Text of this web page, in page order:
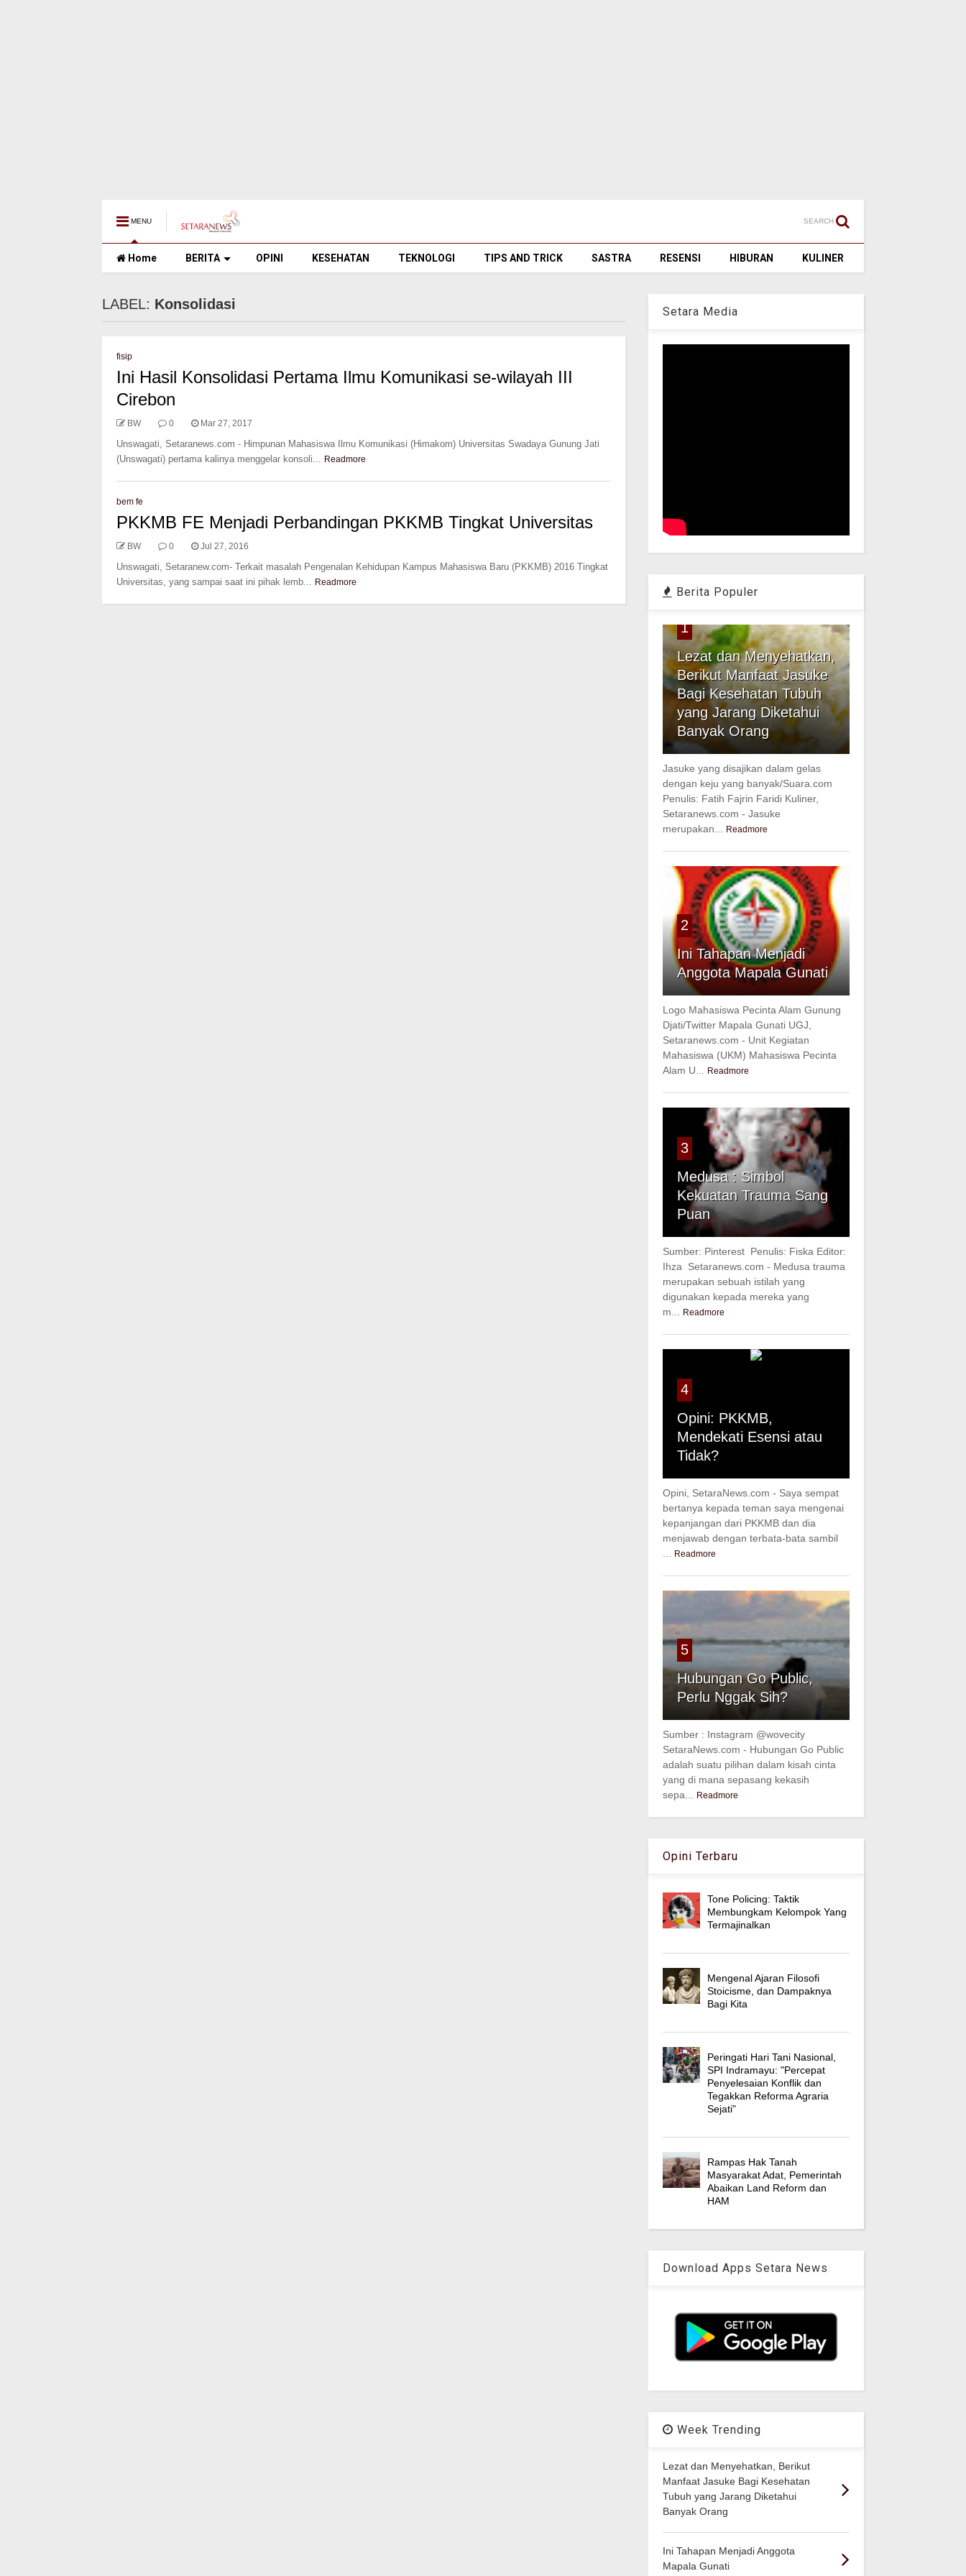
MENU SEARCH
Home BERITA OPINI KESEHATAN TEKNOLOGI TIPS AND TRICK SASTRA RESENSI HIBURAN KULINER
LABEL: Konsolidasi
fisip
Ini Hasil Konsolidasi Pertama Ilmu Komunikasi se-wilayah III
Cirebon
BW 0 Mar 27, 2017
Unswagati, Setaranews.com - Himpunan Mahasiswa Ilmu Komunikasi (Himakom) Universitas Swadaya Gunung Jati
(Unswagati) pertama kalinya menggelar konsoli... Readmore
bem fe
PKKMB FE Menjadi Perbandingan PKKMB Tingkat Universitas
BW 0 Jul 27, 2016
Unswagati, Setaranew.com- Terkait masalah Pengenalan Kehidupan Kampus Mahasiswa Baru (PKKMB) 2016 Tingkat
Universitas, yang sampai saat ini pihak lemb... Readmore
Setara Media
Berita Populer
1
Lezat dan Menyehatkan,
Berikut Manfaat Jasuke
Bagi Kesehatan Tubuh
yang Jarang Diketahui
Banyak Orang
Jasuke yang disajikan dalam gelas
dengan keju yang banyak/Suara.com
Penulis: Fatih Fajrin Faridi Kuliner,
Setaranews.com - Jasuke
merupakan...
Readmore
2
Ini Tahapan Menjadi
Anggota Mapala Gunati
Logo Mahasiswa Pecinta Alam Gunung
Djati/Twitter Mapala Gunati UGJ,
Setaranews.com - Unit Kegiatan
Mahasiswa (UKM) Mahasiswa Pecinta
Alam U...
Readmore
3
Medusa : Simbol
Kekuatan Trauma Sang
Puan
Sumber: Pinterest Penulis: Fiska Editor:
Ihza Setaranews.com - Medusa trauma
merupakan sebuah istilah yang
digunakan kepada mereka yang
m...
Readmore
4
Opini: PKKMB,
Mendekati Esensi atau
Tidak?
Opini, SetaraNews.com - Saya sempat
bertanya kepada teman saya mengenai
kepanjangan dari PKKMB dan dia
menjawab dengan terbata-bata sambil
Readmore
5
Hubungan Go Public,
Perlu Nggak Sih?
Sumber : Instagram @wovecity
SetaraNews.com - Hubungan Go Public
adalah suatu pilihan dalam kisah cinta
yang di mana sepasang kekasih
sepa...
Readmore
Opini Terbaru
Tone Policing: Taktik
Membungkam Kelompok Yang
Termajinalkan
Mengenal Ajaran Filosofi
Stoicisme, dan Dampaknya
Bagi Kita
Peringati Hari Tani Nasional,
SPI Indramayu: "Percepat
Penyelesaian Konflik dan
Tegakkan Reforma Agraria
Sejati"
Rampas Hak Tanah
Masyarakat Adat, Pemerintah
Abaikan Land Reform dan
HAM
Download Apps Setara News
Week Trending
Lezat dan Menyehatkan, Berikut
Manfaat Jasuke Bagi Kesehatan
Tubuh yang Jarang Diketahui
Banyak Orang
Ini Tahapan Menjadi Anggota
Mapala Gunati